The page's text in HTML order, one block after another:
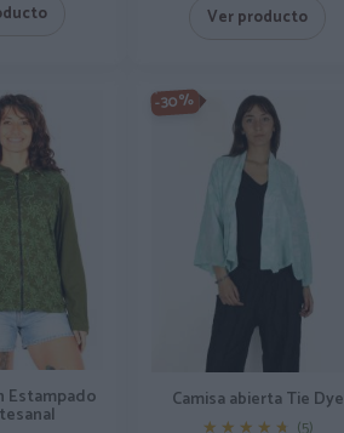
Ver producto
Estampado
-30%
Camisa abierta Tie Dye